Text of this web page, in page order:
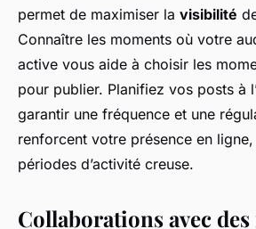
permet de maximiser la visibilité
Connaître les moments où votre
active vous aide à choisir les
pour publier. Planifiez vos posts à
garantir une fréquence et une
renforcent votre présence en
périodes d’activité creuse.
Collaborations avec